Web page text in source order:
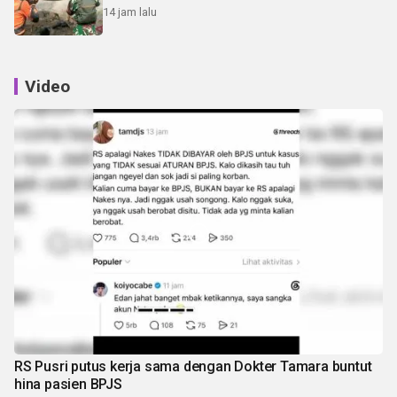
14 jam lalu
Video
RS Pusri putus kerja sama dengan Dokter Tamara buntut
hina pasien BPJS